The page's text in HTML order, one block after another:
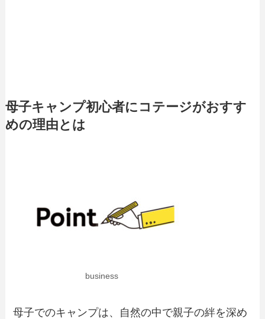
母子キャンプ初心者にコテージがおすす
めの理由とは
business
母子でのキャンプは、自然の中で親子の絆を深め